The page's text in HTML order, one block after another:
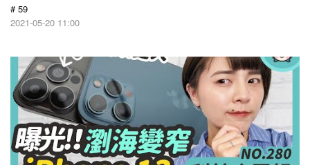
# 59
2021-05-20 11:00